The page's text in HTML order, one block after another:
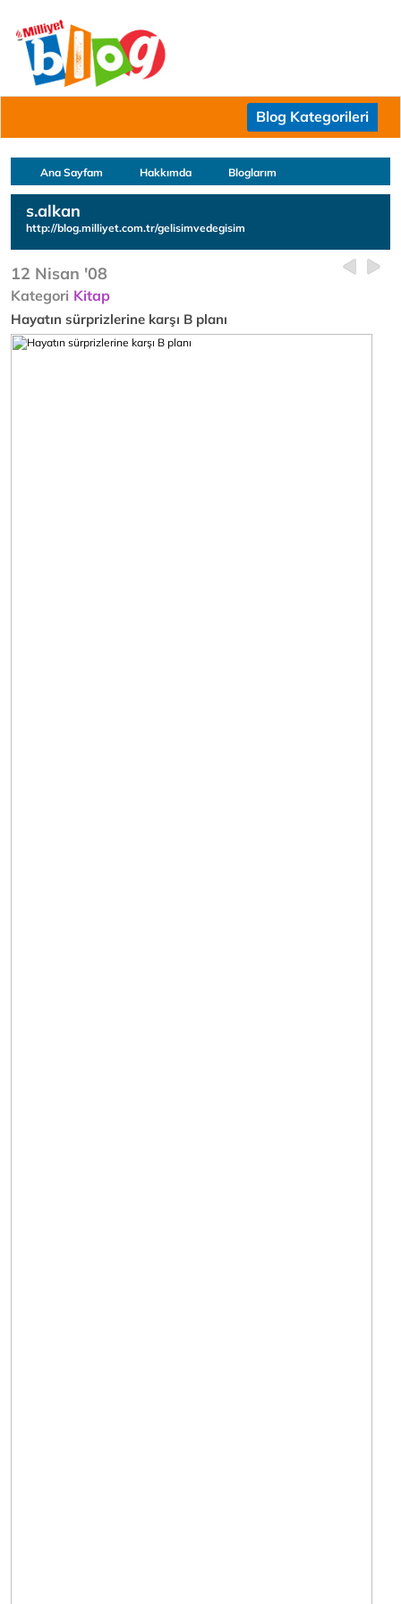
Blog Kategorileri
Ana Sayfam Hakkımda Bloglarım
s.alkan
http://blog.milliyet.com.tr/gelisimvedegisim
12 Nisan '08
Kategori Kitap
Hayatın sürprizlerine karşı B planı